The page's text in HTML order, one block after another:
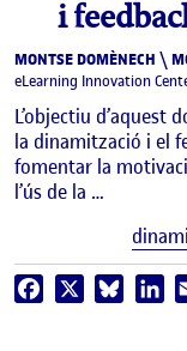
i
MONTSE DOMÈNECH \
eLearning Innovation
L’objectiu d’aquest
la dinamització i el
fomentar la
l’ús de la …
Facebook Bluesky